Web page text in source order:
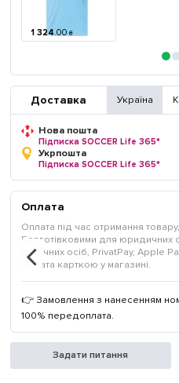
1 324.00 ₴
Доставка Україна
Нова пошта
Підписка SOCCER Life 365*
Укрпошта
Підписка SOCCER Life 365*
Оплата
Оплата під час отримання
Безготівковими для юридичних
фізичних осіб, PrivatPay, Apple
Оплата карткою у магазині.
👉 Замовлення з нанесенням
100% передоплата.
Задати питання